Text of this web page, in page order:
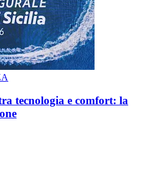
tecnologia e comfort: la